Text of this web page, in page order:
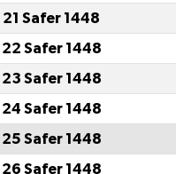
21 Safer 1448
22 Safer 1448
23 Safer 1448
24 Safer 1448
25 Safer 1448
26 Safer 1448